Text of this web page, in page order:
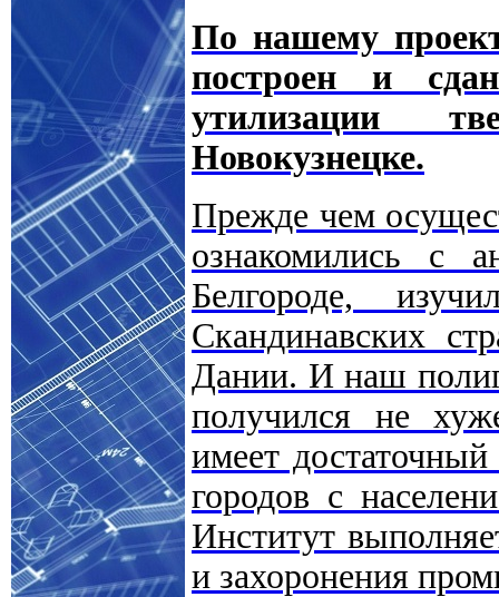
По нашему
построен и
утилизации
Новокузнецке.
Прежде чем
ознакомились с
Белгороде,
Скандинавских
Дании. И наш
получился не
имеет
городов с
Институт
и захоронения